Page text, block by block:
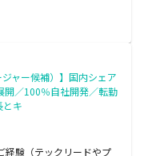
ャー候補）】国内シェア
開／100％自社開発／転勤
とキ
験（テックリードやプ